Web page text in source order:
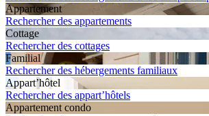
Apparte­ment
Rechercher des appartements
Cottage
Rechercher des cottages
Familial
Rechercher des hébergements familiaux
Appart’hôtel
Rechercher des appart’hôtels
Apparte­ment condo